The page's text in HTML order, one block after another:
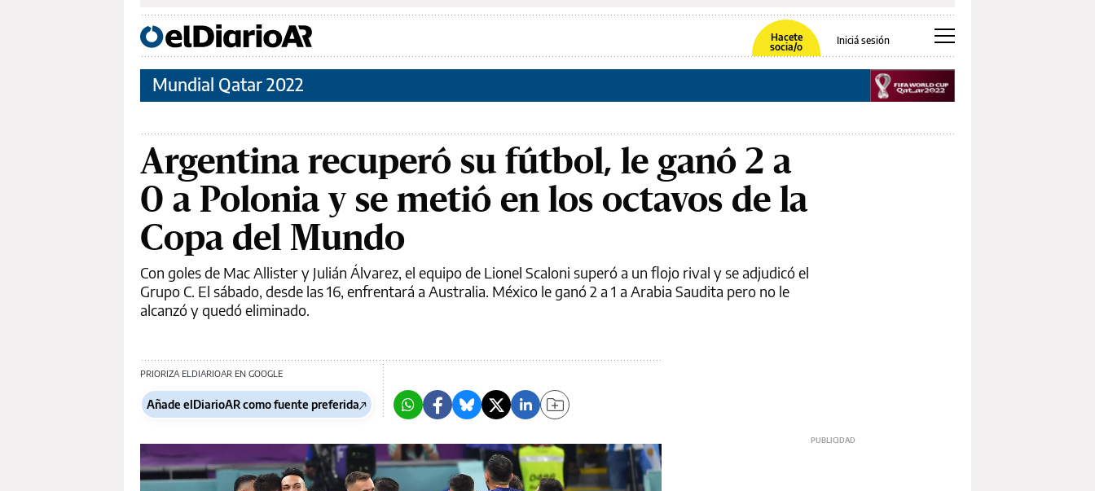
Hacete
socia/o
Iniciá sesión
Mundial Qatar 2022
Argentina recuperó su fútbol, le ganó 2 a
0 a Polonia y se metió en los octavos de la
Copa del Mundo
Con goles de Mac Allister y Julián Álvarez, el equipo de Lionel Scaloni superó a un flojo rival y se adjudicó el
Grupo C. El sábado, desde las 16, enfrentará a Australia. México le ganó 2 a 1 a Arabia Saudita pero no le
alcanzó y quedó eliminado.
PRIORIZA ELDIARIOAR EN GOOGLE
Añade elDiarioAR como fuente preferida